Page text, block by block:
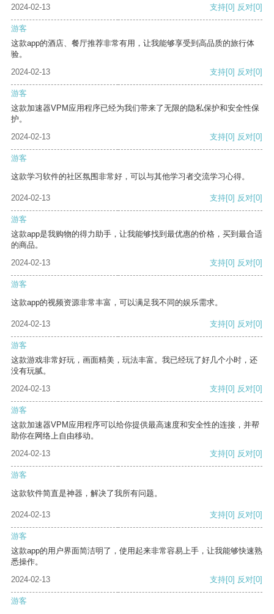
2024-02-13 支持[0] 反对[0]
游客
这款app的酒店、餐厅推荐非常有用，让我能够享受到高品质的旅行体
验。
2024-02-13
支持[0] 反对[0]
游客
这款加速器VPM应用程序已经为我们带来了无限的隐私保护和安全性保
护。
2024-02-13
支持[0] 反对[0]
游客
这款学习软件的社区氛围非常好，可以与其他学习者交流学习心得。
2024-02-13 支持[0] 反对[0]
游客
这款app是我购物的得力助手，让我能够找到最优惠的价格，买到最合适
的商品。
2024-02-13
支持[0] 反对[0]
游客
这款app的视频资源非常丰富，可以满足我不同的娱乐需求。
2024-02-13 支持[0] 反对[0]
游客
这款游戏非常好玩，画面精美，玩法丰富。我已经玩了好几个小时，还
没有玩腻。
2024-02-13
支持[0] 反对[0]
游客
这款加速器VPM应用程序可以给你提供最高速度和安全性的连接，并帮
助你在网络上自由移动。
2024-02-13
支持[0] 反对[0]
游客
这款软件简直是神器，解决了我所有问题。
2024-02-13 支持[0] 反对[0]
游客
这款app的用户界面简洁明了，使用起来非常容易上手，让我能够快速熟
悉操作。
2024-02-13
支持[0] 反对[0]
游客